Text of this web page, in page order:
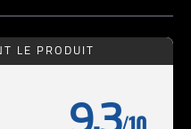
LE PRODUIT